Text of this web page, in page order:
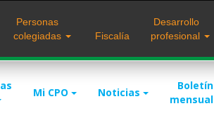
Personas
colegiadas
Fiscalía
Desarrollo
profesional
Mi CPO Noticias
Boletín
mensual